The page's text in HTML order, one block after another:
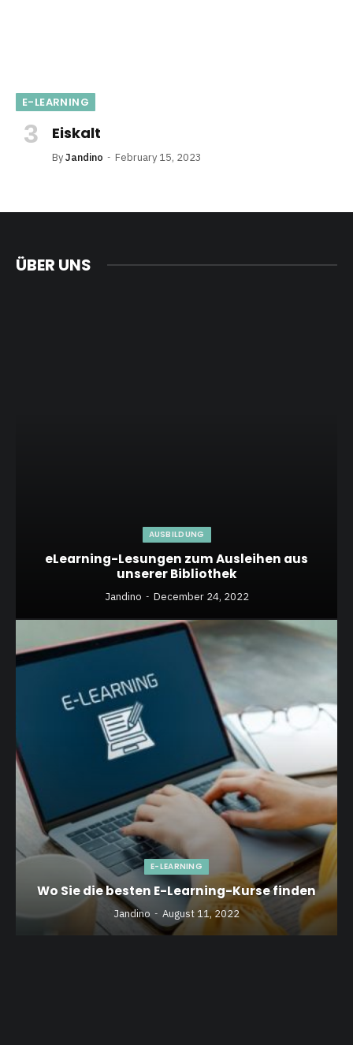
E-LEARNING
Eiskalt
ByJandino February 15, 2023
ÜBER UNS
AUSBILDUNG
eLearning-Lesungen zum Ausleihen aus
unserer Bibliothek
Jandino December 24, 2022
E-LEARNING
Wo Sie die besten E-Learning-Kurse finden
Jandino August 11, 2022